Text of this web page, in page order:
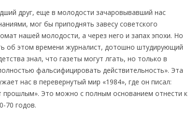
друг, еще в молодости зачаровывавший нас
мог бы приподнять завесу советского
нашей молодости, а через него и запах эпохи. Но
об этом времени журналист, дотошно штудирующий
знал, что газеты могут лгать, но только в
фальсифицировать действительность». Эта
нас в перевернутый мир «1984», где он писал:
прошлым». Это можно с полным основанием отнести к
70 годов.